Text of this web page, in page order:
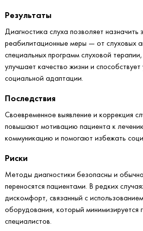
Результаты
Диагностика слуха позволяет назначить
реабилитационные меры — от слуховых
специальных программ слуховой
улучшает качество жизни и
социальной адаптации.
Последствия
Своевременное выявление и коррекция
повышают мотивацию пациента к
коммуникацию и помогают избежать
Риски
Методы диагностики безопасны и
переносятся пациентами. В редких
дискомфорт, связанный с
оборудования, который минимизируется
специалистов.